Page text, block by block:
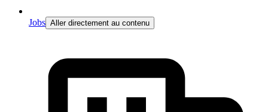
Jobs Aller directement au contenu